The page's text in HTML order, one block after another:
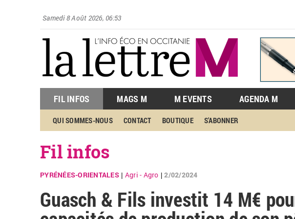
Samedi 8 Août 2026, 06:53
FIL INFOS MAGS M M EVENTS AGENDA M
QUI SOMMES-NOUS CONTACT BOUTIQUE S'ABONNER
Fil infos
PYRÉNÉES-ORIENTALES| Agri - Agro |2/02/2024
Guasch & Fils investit 14 M€